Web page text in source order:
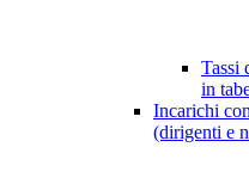
Tassi
in
Incarichi
(dirigenti e